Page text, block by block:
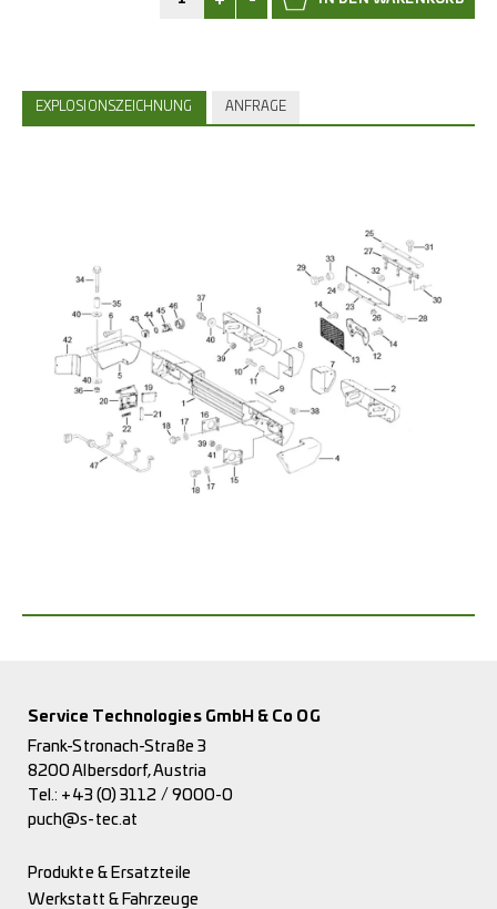
EXPLOSIONSZEICHNUNG ANFRAGE
Service Technologies GmbH & Co OG
Frank-Stronach-Straße 3
8200 Albersdorf, Austria
Tel.: +43 (0) 3112 / 9000-0
puch@s-tec.at
Produkte & Ersatzteile
Werkstatt & Fahrzeuge